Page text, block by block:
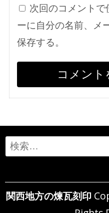
次回のコメント
ーに自分の名前、メ
保存する。
Search
for:
関西地方の煉瓦刻印